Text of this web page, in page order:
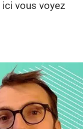
vous voyez